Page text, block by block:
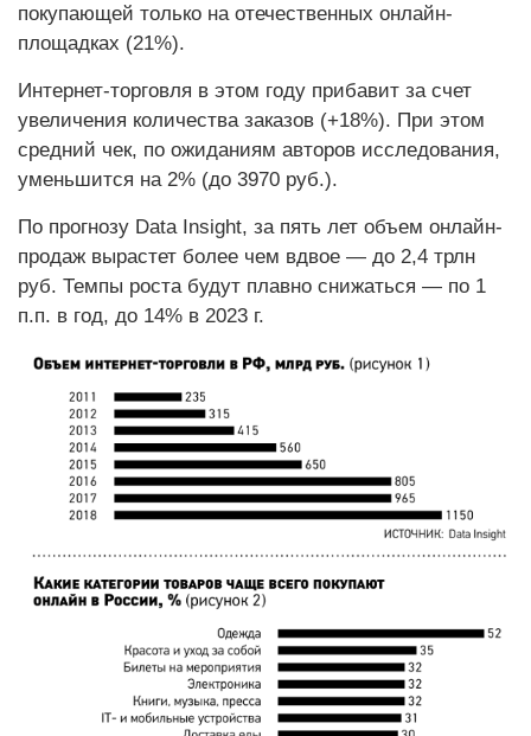
покупающей только на отечественных онлайн-
площадках (21%).
Интернет-торговля в этом году прибавит за счет
увеличения количества заказов (+18%). При этом
средний чек, по ожиданиям авторов исследования,
уменьшится на 2% (до 3970 руб.).
По прогнозу Data Insight, за пять лет объем онлайн-
продаж вырастет более чем вдвое — до 2,4 трлн
руб. Темпы роста будут плавно снижаться — по 1
п.п. в год, до 14% в 2023 г.